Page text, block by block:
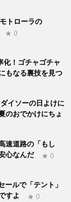
トローラの
★ 0
化！ゴチャゴチャ
もなる裏技を見つ
イソーの日よけに
のおでかけにちょ
速道路の「もし
心なんだ
★ 0
ルで「テント」
すよ
★ 0